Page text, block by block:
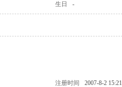
生日 -
注册时间
2007-8-2 15:21